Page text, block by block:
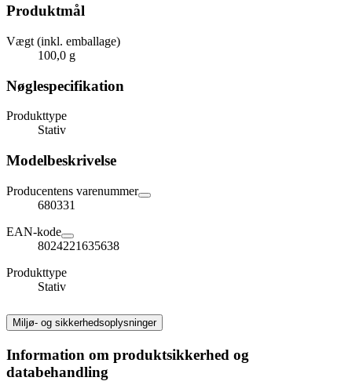
Produktmål
Vægt (inkl. emballage)
100,0 g
Nøglespecifikation
Produkttype
Stativ
Modelbeskrivelse
Producentens varenummer
680331
EAN-kode
8024221635638
Produkttype
Stativ
Miljø- og sikkerhedsoplysninger
Information om produktsikkerhed og
databehandling